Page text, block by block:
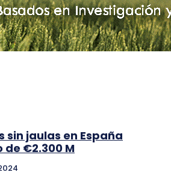
sin jaulas en España
€2.300 M